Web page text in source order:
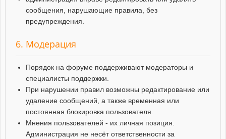
сообщения, нарушающие правила, без
предупреждения.
6. Модерация
Порядок на форуме поддерживают модераторы и
специалисты поддержки.
При нарушении правил возможны редактирование или
удаление сообщений, а также временная или
постоянная блокировка пользователя.
Мнения пользователей - их личная позиция.
Администрация не несёт ответственности за